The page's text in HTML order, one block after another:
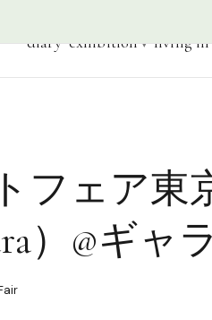
diary exhibition living
フェア東
）@ギャ